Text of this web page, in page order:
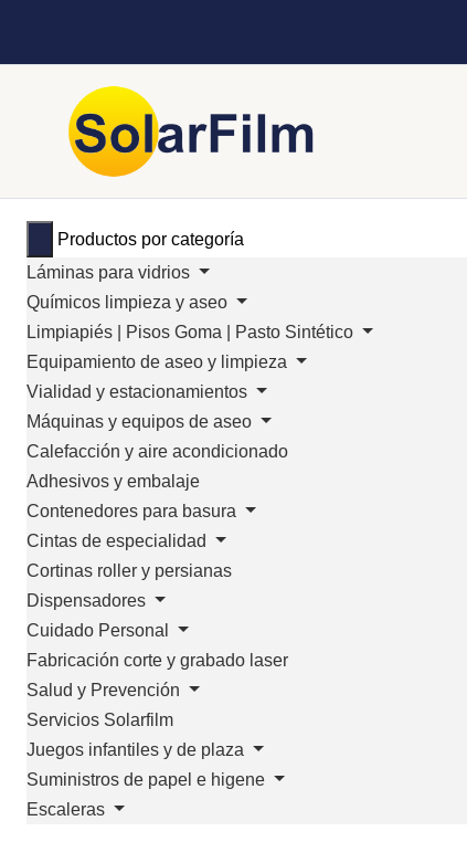
Productos por categoría
Láminas para vidrios
Químicos limpieza y aseo
Limpiapiés | Pisos Goma | Pasto Sintético
Equipamiento de aseo y limpieza
Vialidad y estacionamientos
Máquinas y equipos de aseo
Calefacción y aire acondicionado
Adhesivos y embalaje
Contenedores para basura
Cintas de especialidad
Cortinas roller y persianas
Dispensadores
Cuidado Personal
Fabricación corte y grabado laser
Salud y Prevención
Servicios Solarfilm
Juegos infantiles y de plaza
Suministros de papel e higene
Escaleras